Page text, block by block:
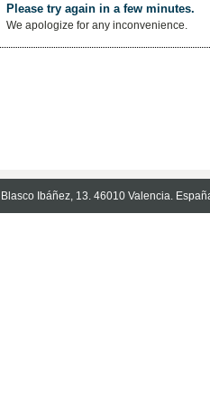
Please try again in a few minutes.
We apologize for any inconvenience.
Ibáñez, 13. 46010 Valencia.